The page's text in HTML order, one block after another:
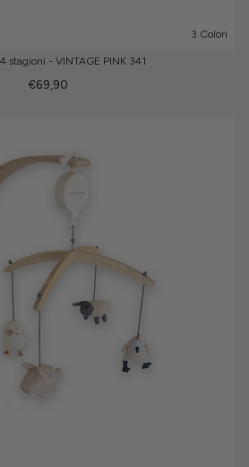
3 Colori
stagioni - VINTAGE PINK 341
€69,90